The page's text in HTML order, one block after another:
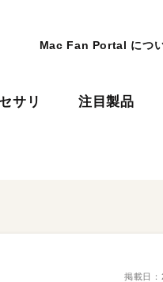
Mac Fan Portal につ
サリ 注目製品
掲載日：